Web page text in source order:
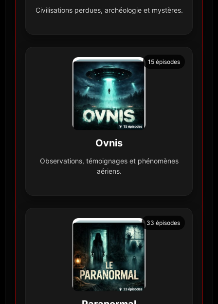
Civilisations perdues, archéologie et mystères.
15 épisodes
Ovnis
Observations, témoignages et phénomènes
aériens.
33 épisodes